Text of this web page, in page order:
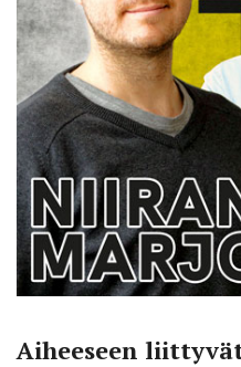
Aiheeseen